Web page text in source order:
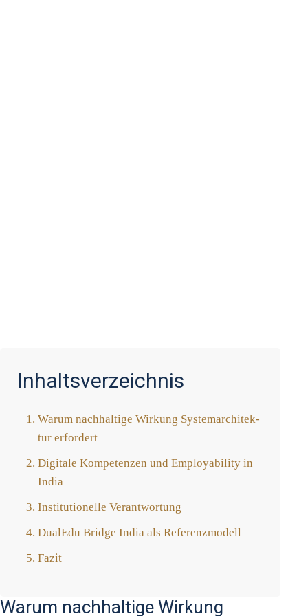
Inhaltsverzeichnis
War­um nach­hal­ti­ge Wir­kung Sys­tem­ar­chi­tek­
tur erfor­dert
Digi­ta­le Kom­pe­ten­zen und Employa­bi­li­ty in
India
Insti­tu­tio­nel­le Ver­ant­wor­tung
Dua­lEdu Bridge India als Refe­renz­mo­dell
Fazit
Warum nachhaltige Wirkung